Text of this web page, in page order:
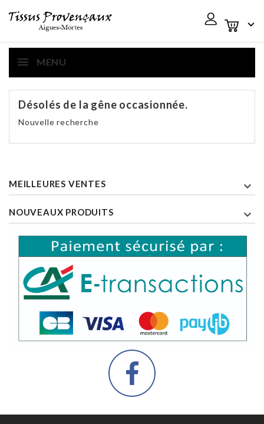

MENU
Désolés de la gêne occasionnée.
Nouvelle recherche
MEILLEURES VENTES 
NOUVEAUX PRODUITS 